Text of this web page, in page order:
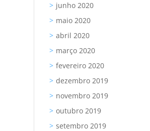
junho 2020
maio 2020
abril 2020
março 2020
fevereiro 2020
dezembro 2019
novembro 2019
outubro 2019
setembro 2019